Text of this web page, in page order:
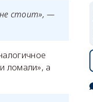
стоит», —
ломали», а